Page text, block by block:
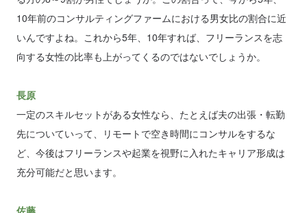
10年前のコンサルティングファームにおける男女比の割合に近
いんですよね。これから5年、10年すれば、フリーランスを志
向する女性の比率も上がってくるのではないでしょうか。
長原
一定のスキルセットがある女性なら、たとえば夫の出張・転勤
先についていって、リモートで空き時間にコンサルをするな
ど、今後はフリーランスや起業を視野に入れたキャリア形成は
充分可能だと思います。
佐藤